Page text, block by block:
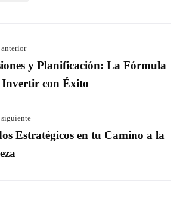
y Planificación: La Fórmula
con Éxito
Estratégicos en tu Camino a la